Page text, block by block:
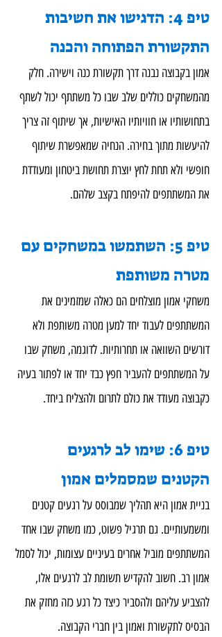
טיפ 4: הדגישו את חשיבות
התקשורת הפתוחה והכנה
אמון בקבוצה נבנה דרך תקשורת כנה וישירה. חלק
מהמשחקים כוללים שלב שבו כל משתתף יכול לשתף
בתחושותיו או חוויותיו האישיות, אך שיתוף זה צריך
להיעשות מתוך בחירה. הנחיה שמאפשרת שיתוף
חופשי ולא תחת לחץ יוצרת תחושת ביטחון ומעודדת
את המשתתפים להיפתח בקצב שלהם.
טיפ 5: השתמשו במשחקים עם
מטרה משותפת
משחקי אמון מוצלחים הם כאלה שמזמינים את
המשתתפים לעבוד יחד למען מטרה משותפת ולא
דורשים השוואה או תחרותיות. לדוגמה, משחק שבו
על המשתתפים להעביר חפץ כבד יחד או לפתור בעיה
כקבוצה מעודד את כולם לתרום ולהצליח ביחד.
טיפ 6: שימו לב לרגעים
הקטנים שמסמלים אמון
בניית אמון היא תהליך שמבוסס על רגעים קטנים
ומשמעותיים. גם תרגיל פשוט, כמו משחק שבו אחד
המשתתפים מוביל אחרים בעיניים עצומות, יכול לסמל
אמון רב. חשוב להקדיש תשומת לב לרגעים אלו,
להצביע עליהם ולהסביר כיצד כל רגע כזה מחזק את
הבסיס לתקשורת ואמון בין חברי הקבוצה.